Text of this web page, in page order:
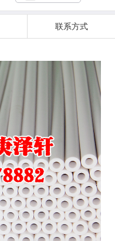
联系方式